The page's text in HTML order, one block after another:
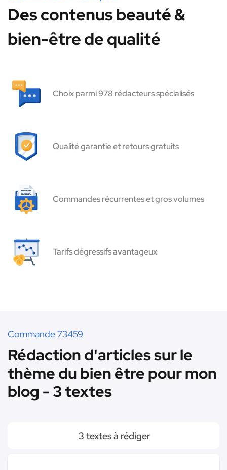
Des contenus beauté &
bien-être de qualité
Choix parmi 978 rédacteurs spécialisés
Qualité garantie et retours gratuits
Commandes récurrentes et gros volumes
Tarifs dégressifs avantageux
Commande 73459
Rédaction d'articles sur le
thème du bien être pour mon
blog - 3 textes
3 textes à rédiger